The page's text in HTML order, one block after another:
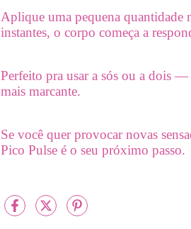
Aplique uma pequena quantidade
instantes, o corpo começa a
Perfeito pra usar a sós ou a dois
mais marcante.
Se você quer provocar novas
Pico Pulse é o seu próximo passo.